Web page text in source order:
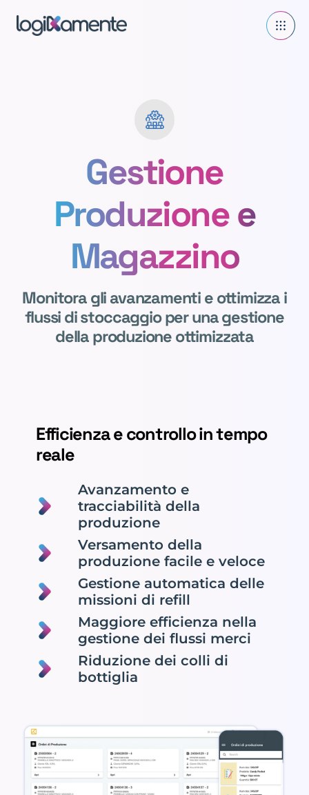
Gestione
Produzione e
Magazzino
Monitora gli avanzamenti e ottimizza i
flussi di stoccaggio per una gestione
della produzione ottimizzata
Efficienza e controllo in tempo
reale
Avanzamento e
tracciabilità della
produzione
Versamento della
produzione facile e veloce
Gestione automatica delle
missioni di refill
Maggiore efficienza nella
gestione dei flussi merci
Riduzione dei colli di
bottiglia